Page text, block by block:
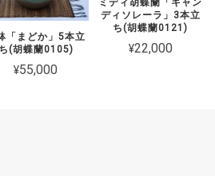
「まどか」5本立
ち(胡蝶蘭0105)
¥55,000
ディソレーラ」3本立
ち(胡蝶蘭0121)
¥22,000